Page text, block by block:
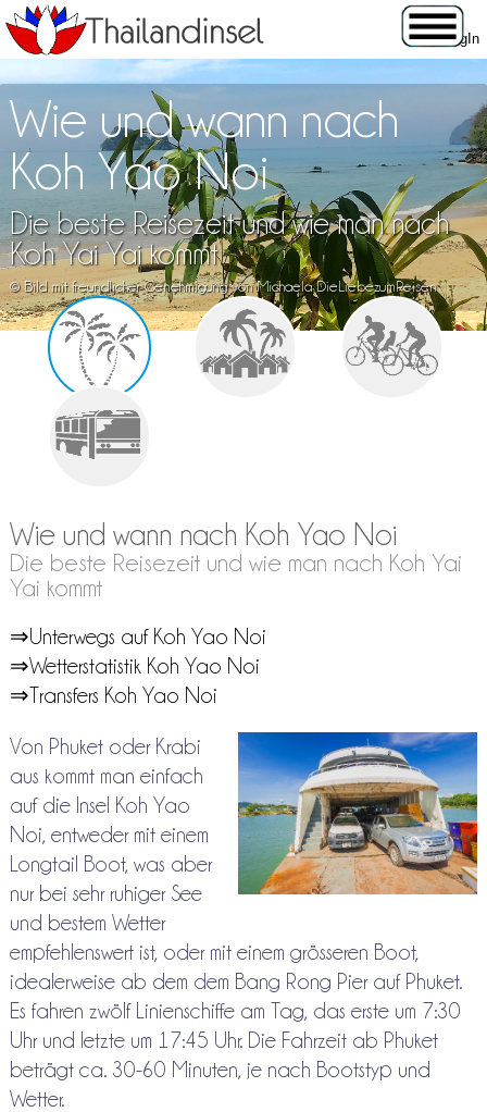
Wie und wann nach
Koh Yao Noi
Die beste Reisezeit und wie man nach
Koh Yai Yai kommt
© Bild mit freundlicher Genehmigung von Michaela DieLiebezumReisen
Wie und wann nach Koh Yao Noi
Die beste Reisezeit und wie man nach Koh Yai
Yai kommt
⇒Unterwegs auf Koh Yao Noi
⇒Wetterstatistik Koh Yao Noi
⇒Transfers Koh Yao Noi
Von Phuket oder Krabi
aus kommt man einfach
auf die Insel Koh Yao
Noi, entweder mit einem
Longtail Boot, was aber
nur bei sehr ruhiger See
und bestem Wetter
empfehlenswert ist, oder mit einem grösseren Boot,
idealerweise ab dem dem Bang Rong Pier auf Phuket.
Es fahren zwölf Linienschiffe am Tag, das erste um 7:30
Uhr und letzte um 17:45 Uhr. Die Fahrzeit ab Phuket
beträgt ca. 30-60 Minuten, je nach Bootstyp und
Wetter.